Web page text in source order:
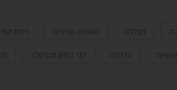
הצלחה השגחה פרטית וירוס
פרנסה רבי נחמן מברסלב